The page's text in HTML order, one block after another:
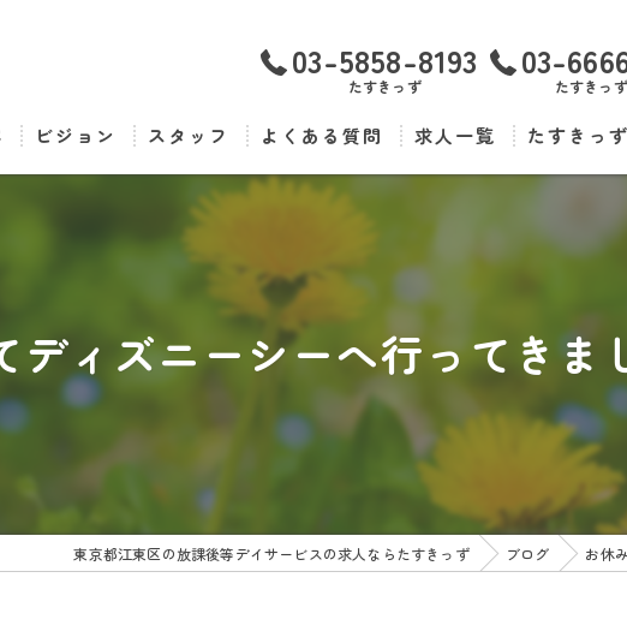
03-5858-8193
たすきっず
03-
たすきっ
ビジョン スタッフ よくある質問 求人一覧 たすきっ
正社員
転職
ディズニーシーへ行ってきま
東京都江東区の放課後等デイサービスの求人ならたすきっず ブログ お休